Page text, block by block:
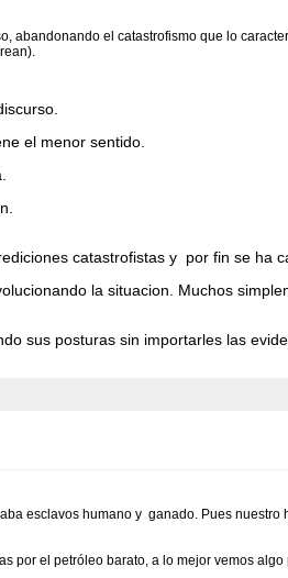
abandonando el catastrofismo que lo
el menor sentido.
catastrofistas y por fin se ha
la situacion. Muchos
sus posturas sin importarles las
esclavos humano y ganado. Pues nuestro
por el petróleo barato, a lo mejor vemos